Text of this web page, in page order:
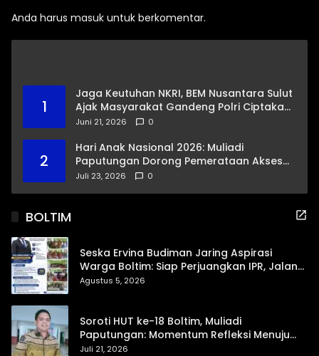
Anda harus masuk untuk berkomentar.
1
Jaga Keutuhan NKRI, BEM Nusantara Sulut
Ajak Masyarakat Gandeng Polri Ciptakan
Kamtibmas Kondusif
Juni 21, 2026 0
2
Hari Anak Nasional 2026: Muliadi
Paputungan Dorong Pemerataan Akses
Pendidikan dan Proteksi Digital Anak Sulut
Juli 23, 2026 0
BOLTIM
Seska Ervina Budiman Jaring Aspirasi
Warga Boltim: Siap Perjuangkan IPR, Jalan
Trans, hingga Pemasaran UMKM
Agustus 5, 2026
Soroti HUT ke-18 Boltim, Muliadi
Paputungan: Momentum Refleksi Menuju
Daerah Mandiri dan Berdaya Saing
Juli 21, 2026